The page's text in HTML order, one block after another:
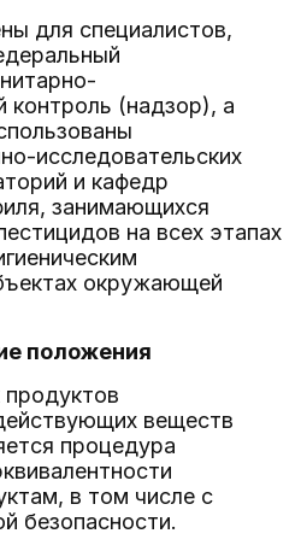
для специалистов,
контроль (надзор), а
исследовательских
и кафедр
занимающихся
на всех этапах
окружающей
положения
продуктов
веществ
процедура
в том числе с
безопасности.